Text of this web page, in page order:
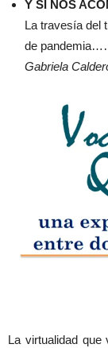
Y SI NOS
La travesía del
de
Gabriela
La virtualidad